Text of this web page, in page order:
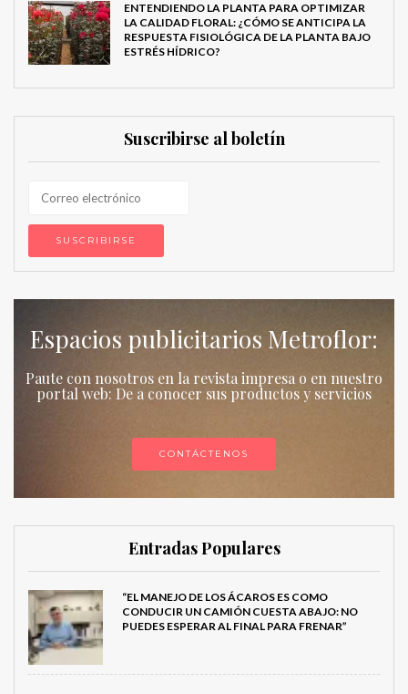
ENTENDIENDO LA PLANTA PARA OPTIMIZAR
LA CALIDAD FLORAL: ¿CÓMO SE ANTICIPA LA
RESPUESTA FISIOLÓGICA DE LA PLANTA BAJO
ESTRÉS HÍDRICO?
Suscribirse al boletín
Espacios publicitarios Metroflor:
Paute con nosotros en la revista impresa o en nuestro
portal web: De a conocer sus productos y servicios
CONTÁCTENOS
Entradas Populares
“EL MANEJO DE LOS ÁCAROS ES COMO
CONDUCIR UN CAMIÓN CUESTA ABAJO: NO
PUEDES ESPERAR AL FINAL PARA FRENAR”